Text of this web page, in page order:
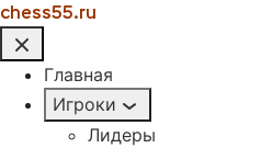
chess55.ru
Главная
Игроки
Лидеры